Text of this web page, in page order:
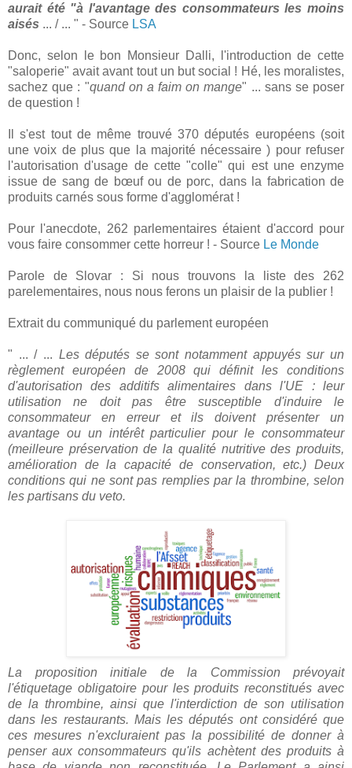
aurait été "à l'avantage des consommateurs les moins
aisés ... / ... " - Source LSA
Donc, selon le bon Monsieur Dalli, l'introduction de cette
"saloperie" avait avant tout un but social ! Hé, les moralistes,
sachez que : "quand on a faim on mange" ... sans se poser
de question !
Il s'est tout de même trouvé 370 députés européens (soit
une voix de plus que la majorité nécessaire ) pour refuser
l'autorisation d'usage de cette "colle" qui est une enzyme
issue de sang de bœuf ou de porc, dans la fabrication de
produits carnés sous forme d'agglomérat !
Pour l'anecdote, 262 parlementaires étaient d'accord pour
vous faire consommer cette horreur ! - Source Le Monde
Parole de Slovar : Si nous trouvons la liste des 262
parelementaires, nous nous ferons un plaisir de la publier !
Extrait du communiqué du parlement européen
" ... / ... Les députés se sont notamment appuyés sur un
règlement européen de 2008 qui définit les conditions
d'autorisation des additifs alimentaires dans l'UE : leur
utilisation ne doit pas être susceptible d'induire le
consommateur en erreur et ils doivent présenter un
avantage ou un intérêt particulier pour le consommateur
(meilleure préservation de la qualité nutritive des produits,
amélioration de la capacité de conservation, etc.) Deux
conditions qui ne sont pas remplies par la thrombine, selon
les partisans du veto.
La proposition initiale de la Commission prévoyait
l'étiquetage obligatoire pour les produits reconstitués avec
de la thrombine, ainsi que l'interdiction de son utilisation
dans les restaurants. Mais les députés ont considéré que
ces mesures n'excluraient pas la possibilité de donner à
penser aux consommateurs qu'ils achètent des produits à